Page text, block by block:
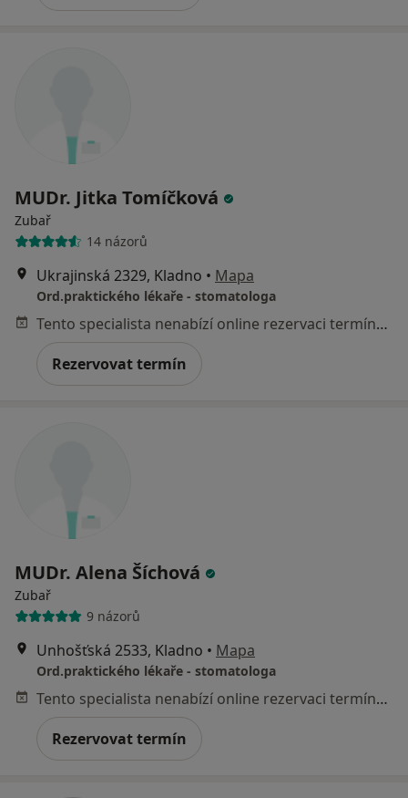
MUDr. Jitka Tomíčková
Zubař
14 názorů
Ukrajinská 2329, Kladno • Mapa
Ord.praktického lékaře - stomatologa
Tento specialista nenabízí online rezervaci termínu na této adrese.
Rezervovat termín
MUDr. Alena Šíchová
Zubař
9 názorů
Unhošťská 2533, Kladno • Mapa
Ord.praktického lékaře - stomatologa
Tento specialista nenabízí online rezervaci termínu na této adrese.
Rezervovat termín